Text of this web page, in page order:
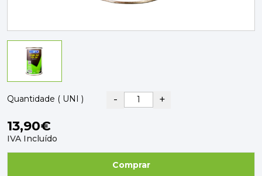
DYRUP
Quantidade ( UNI ) - +
13,90€
IVA Incluído
Comprar